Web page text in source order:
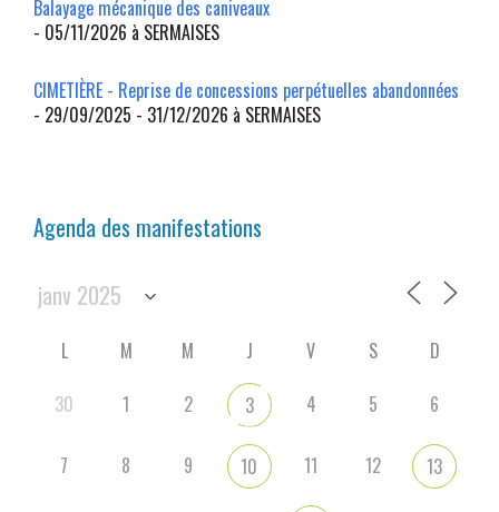
Balayage mécanique des caniveaux
- 05/11/2026 à SERMAISES
CIMETIÈRE - Reprise de concessions perpétuelles abandonnées
- 29/09/2025 - 31/12/2026 à SERMAISES
Agenda des manifestations
L M M J V S
D
30
1 2 3 4 5 6
7 8 9 10 11 12 13